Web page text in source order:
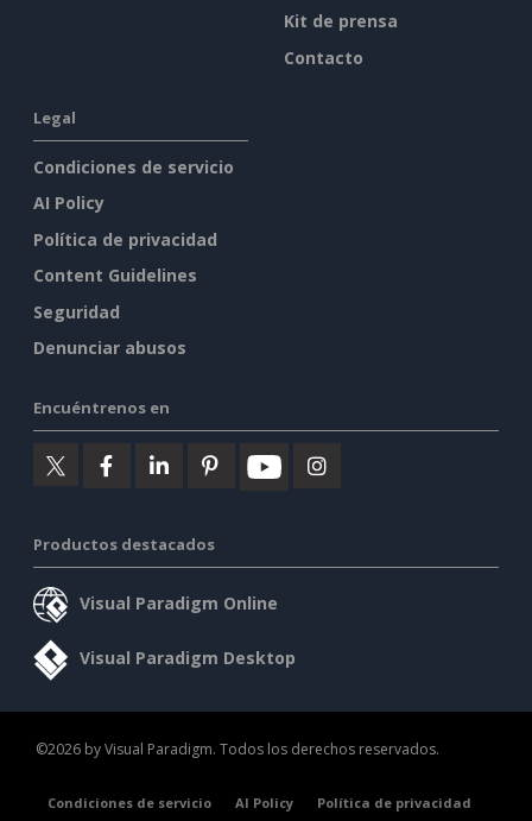
Kit de prensa
Contacto
Legal
Condiciones de servicio
AI Policy
Política de privacidad
Content Guidelines
Seguridad
Denunciar abusos
Encuéntrenos en
Productos destacados
Visual Paradigm Online
Visual Paradigm Desktop
©2026 by Visual Paradigm. Todos los derechos reservados.
Condiciones de servicio AI Policy Política de privacidad